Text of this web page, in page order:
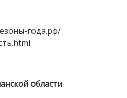
года.рф/
области